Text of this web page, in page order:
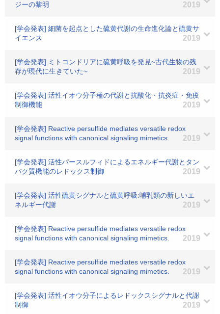
ジーの黎明
2019
[学会発表] 細菌を起点とした硫黄代謝の生命進化論と硫黄サ
イエンス
2019
[学会発表] ミトコンドリアに硫黄呼吸を発見~古代生物の残
存が現代に生きていた~
2019
[学会発表] 活性イオウ分子種の代謝と抗酸化・抗炎症・免疫
制御機能
2019
[学会発表] Reactive persulfide mediates versatile redox
signal functions with canonical signaling mimetics.
2019
[学会発表] 活性パースルフィドによるエネルギー代謝とタン
パク質機能のレドックス制御
2019
[学会発表] 活性硫黄シグナルと硫黄呼吸:哺乳類の新しいエ
ネルギー代謝
2019
[学会発表] Reactive persulfide mediates versatile redox
signal functions with canonical signaling mimetics.
2019
[学会発表] Reactive persulfide mediates versatile redox
signal functions with canonical signaling mimetics.
2019
[学会発表] 活性イオウ分子によるレドックスシグナルと代謝
制御
2019